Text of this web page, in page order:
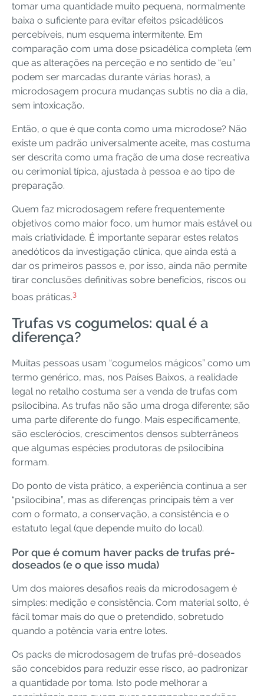
tomar uma quantidade muito pequena, normalmente
baixa o suficiente para evitar efeitos psicadélicos
percebíveis, num esquema intermitente. Em
comparação com uma dose psicadélica completa (em
que as alterações na perceção e no sentido de “eu”
podem ser marcadas durante várias horas), a
microdosagem procura mudanças subtis no dia a dia,
sem intoxicação.
Então, o que é que conta como uma microdose? Não
existe um padrão universalmente aceite, mas costuma
ser descrita como uma fração de uma dose recreativa
ou cerimonial típica, ajustada à pessoa e ao tipo de
preparação.
Quem faz microdosagem refere frequentemente
objetivos como maior foco, um humor mais estável ou
mais criatividade. É importante separar estes relatos
anedóticos da investigação clínica, que ainda está a
dar os primeiros passos e, por isso, ainda não permite
tirar conclusões definitivas sobre benefícios, riscos ou
boas práticas.3
Trufas vs cogumelos: qual é a
diferença?
Muitas pessoas usam “cogumelos mágicos” como um
termo genérico, mas, nos Países Baixos, a realidade
legal no retalho costuma ser a venda de trufas com
psilocibina. As trufas não são uma droga diferente; são
uma parte diferente do fungo. Mais especificamente,
são esclerócios, crescimentos densos subterrâneos
que algumas espécies produtoras de psilocibina
formam.
Do ponto de vista prático, a experiência continua a ser
“psilocibina”, mas as diferenças principais têm a ver
com o formato, a conservação, a consistência e o
estatuto legal (que depende muito do local).
Por que é comum haver packs de trufas pré-
doseados (e o que isso muda)
Um dos maiores desafios reais da microdosagem é
simples: medição e consistência. Com material solto, é
fácil tomar mais do que o pretendido, sobretudo
quando a potência varia entre lotes.
Os packs de microdosagem de trufas pré-doseados
são concebidos para reduzir esse risco, ao padronizar
a quantidade por toma. Isto pode melhorar a